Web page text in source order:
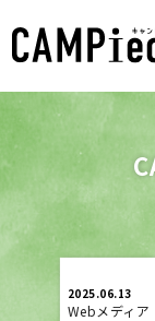
2025.06.13
Webメディア